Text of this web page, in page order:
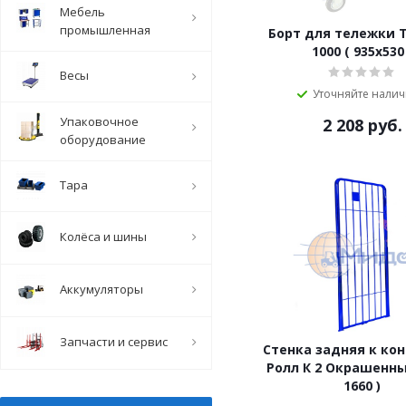
Борт для тележки
1000 (
Уточняйте
2 208руб.
Стенка задняя к
Ролл К 2
1660 )
Мебель
промышленная
Весы
Упаковочное
оборудование
Тара
Колёса и шины
Аккумуляторы
Запчасти и сервис